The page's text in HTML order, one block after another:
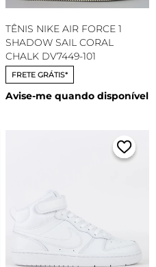
TÊNIS NIKE AIR FORCE 1
SHADOW SAIL CORAL
CHALK DV7449-101
FRETE GRÁTIS*
Avise-me quando disponível